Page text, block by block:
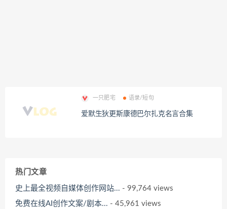
一只肥宅 语录/短句
爱默生狄更斯康德巴尔扎克名言合集
热门文章
史上最全视频自媒体创作网站... - 99,764 views
免费在线AI创作文案/剧本... - 45,961 views